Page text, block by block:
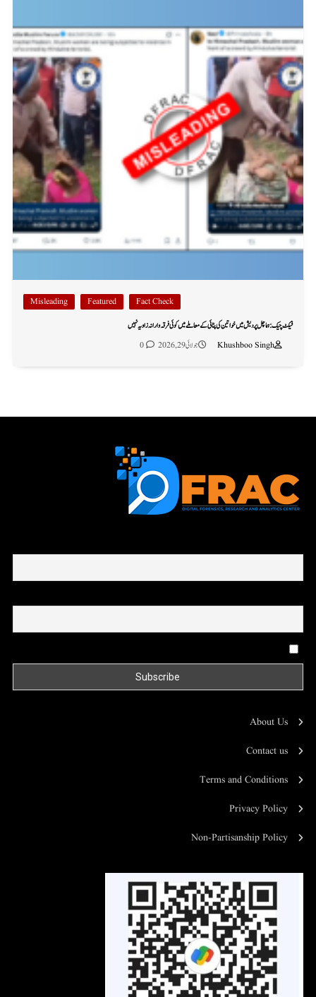
Fact Check
Featured
Misleading
فیکٹ چیک: ہماچل پردیش میں خواتین کی پٹائی کے معاملے میں کوئی فرقہ وارانہ زاویہ نہیں
Khushboo Singh
جولائی 29, 2026 0
About Us
Contact us
Terms and Conditions
Privacy Policy
Non-Partisanship Policy